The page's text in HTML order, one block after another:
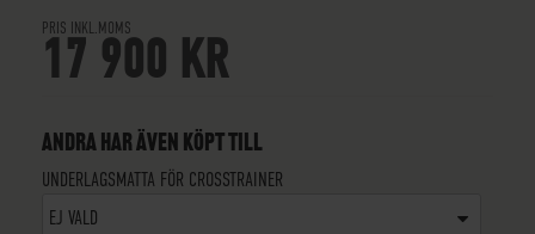
PRIS INKL.MOMS
17 900 KR
ANDRA HAR ÄVEN KÖPT TILL
UNDERLAGSMATTA FÖR CROSSTRAINER
EJ VALD